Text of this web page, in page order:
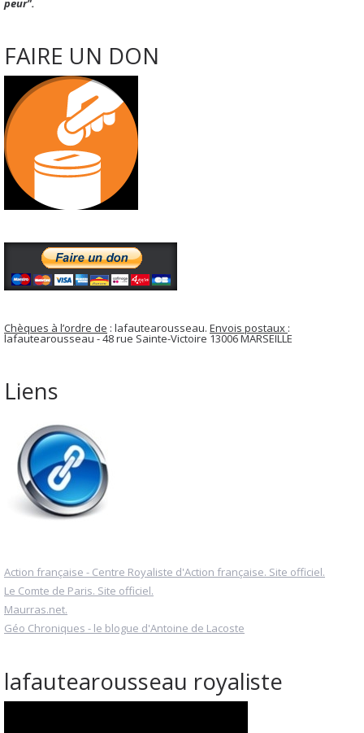
peur".
FAIRE UN DON
Chèques à l’ordre de : lafautearousseau. Envois postaux :
lafautearousseau - 48 rue Sainte-Victoire 13006 MARSEILLE
Liens
Action française - Centre Royaliste d'Action française. Site officiel.
Le Comte de Paris. Site officiel.
Maurras.net.
Géo Chroniques - le blogue d'Antoine de Lacoste
lafautearousseau royaliste